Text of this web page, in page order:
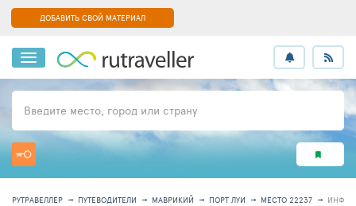
ДОБАВИТЬ СВОЙ МАТЕРИАЛ
Введите место, город или страну
РУТРАВЕЛЛЕР ПУТЕВОДИТЕЛИ МАВРИКИЙ ПОРТ ЛУИ МЕСТО 22237